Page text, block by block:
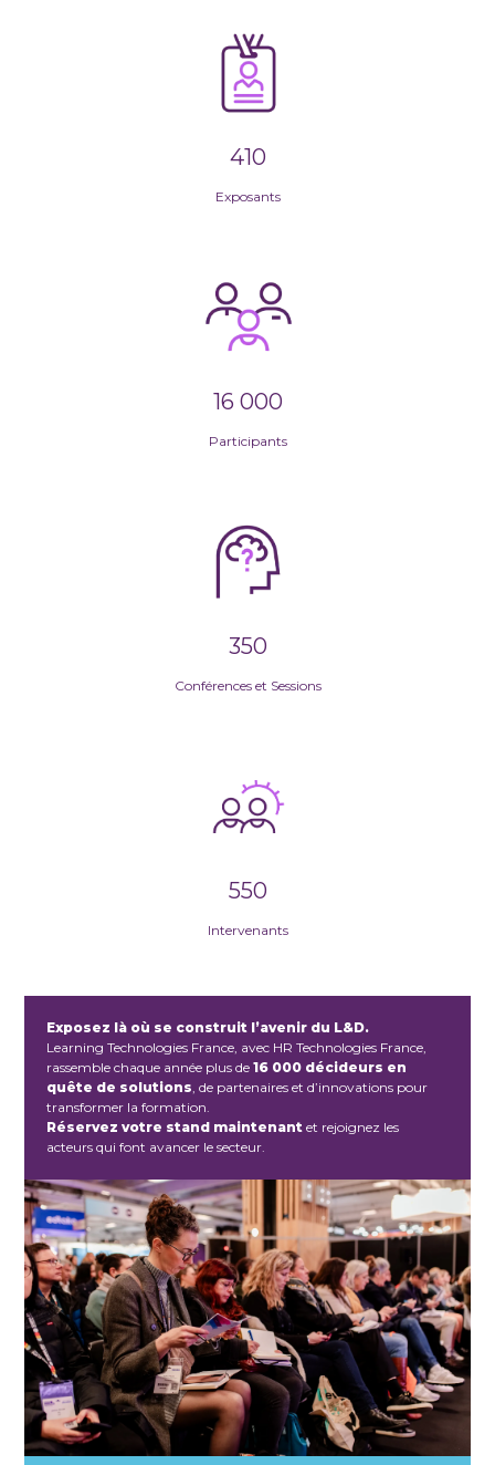
410
Exposants
16 000
Participants
350
Conférences et Sessions
550
Intervenants
Exposez là où se construit l’avenir du L&D.
Learning Technologies France, avec HR Technologies France,
rassemble chaque année plus de16 000 décideurs en
quête de solutions, de partenaires et d’innovations pour
transformer la formation.
Réservez votre stand maintenantet rejoignez les
acteurs qui font avancer le secteur.